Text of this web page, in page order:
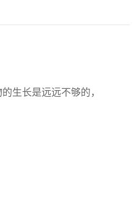
生长是远远不够的，